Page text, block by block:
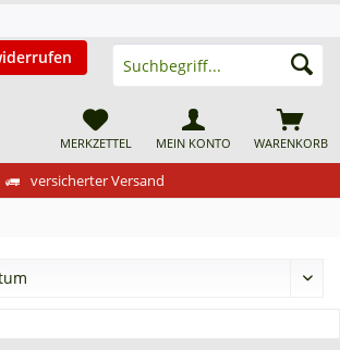
versicherter Versand
WARENKORB
MERKZETTEL MEIN KONTO